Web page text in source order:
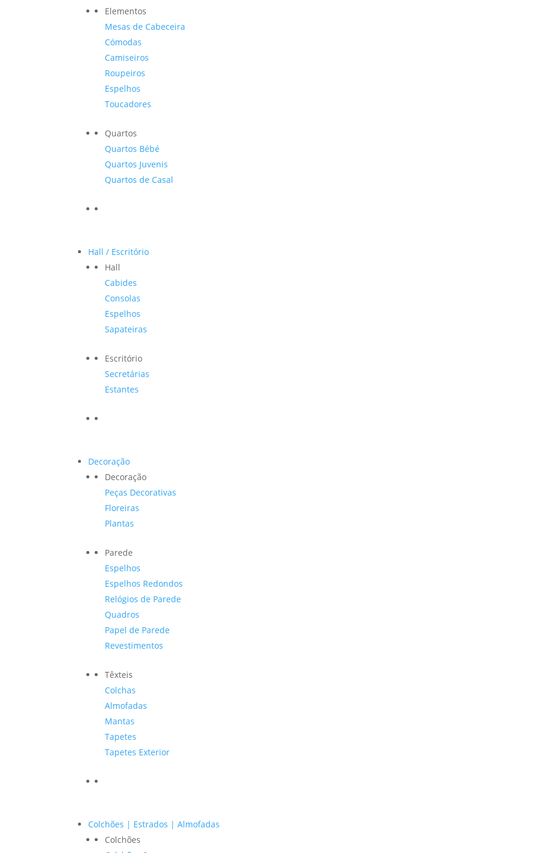
Elementos
Mesas de Cabeceira
Cómodas
Camiseiros
Roupeiros
Espelhos
Toucadores
Quartos
Quartos Bébé
Quartos Juvenis
Quartos de Casal
Hall / Escritório
Hall
Cabides
Consolas
Espelhos
Sapateiras
Escritório
Secretárias
Estantes
Decoração
Decoração
Peças Decorativas
Floreiras
Plantas
Parede
Espelhos
Espelhos Redondos
Relógios de Parede
Quadros
Papel de Parede
Revestimentos
Têxteis
Colchas
Almofadas
Mantas
Tapetes
Tapetes Exterior
Colchões | Estrados | Almofadas
Colchões